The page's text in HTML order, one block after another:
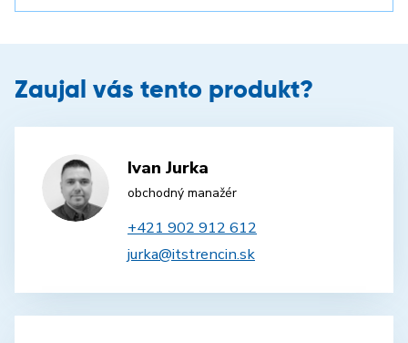
Zaujal vás tento produkt?
Ivan Jurka
obchodný manažér
+421 902 912 612
jurka@itstrencin.sk